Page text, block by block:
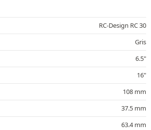
RC-Design RC 30
Gris
6.5"
16"
108 mm
37.5 mm
63.4 mm